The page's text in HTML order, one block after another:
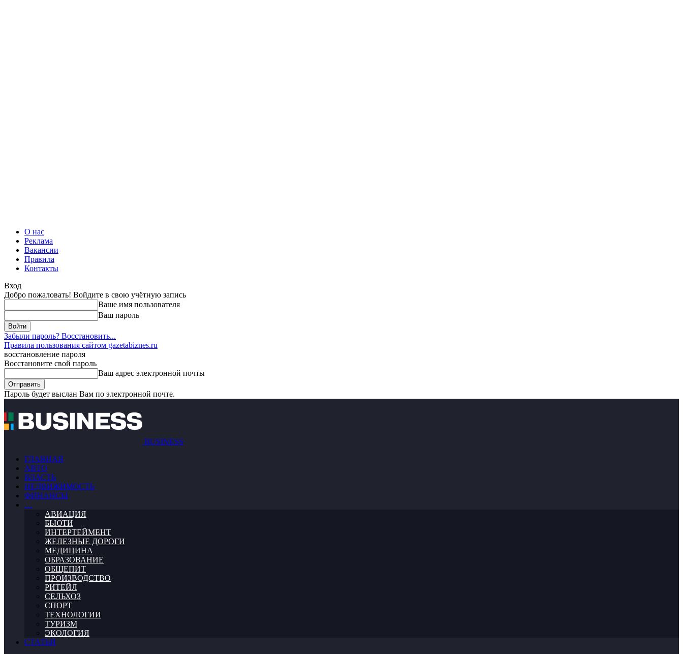
О нас
Реклама
Вакансии
Правила
Контакты
Вход
Добро пожаловать! Войдите в свою учётную запись
Ваше имя пользователя
Ваш пароль
Забыли пароль? Восстановить...
Правила пользования сайтом gazetabiznes.ru
восстановление пароля
Восстановите свой пароль
Ваш адрес электронной почты
Пароль будет выслан Вам по электронной почте.
BUSINESS
ГЛАВНАЯ
АВТО
ВЛАСТЬ
НЕДВИЖИМОСТЬ
ФИНАНСЫ
…
АВИАЦИЯ
БЬЮТИ
ИНТЕРТЕЙМЕНТ
ЖЕЛЕЗНЫЕ ДОРОГИ
МЕДИЦИНА
ОБРАЗОВАНИЕ
ОБЩЕПИТ
ПРОИЗВОДСТВО
РИТЕЙЛ
СЕЛЬХОЗ
СПОРТ
ТЕХНОЛОГИИ
ТУРИЗМ
ЭКОЛОГИЯ
СТАТЬИ